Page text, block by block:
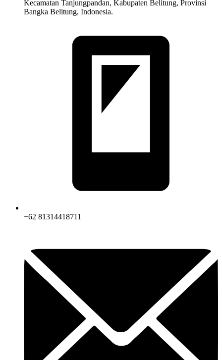
Kecamatan Tanjungpandan, Kabupaten Belitung, Provinsi
Bangka Belitung, Indonesia.
+62 81314418711